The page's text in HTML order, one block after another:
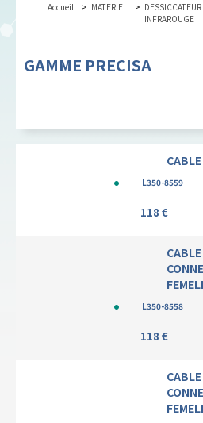
Accueil MATERIEL
INFRAROUGE
GAMME PRECISA
L350-8559
118 €
L350-8558
118 €